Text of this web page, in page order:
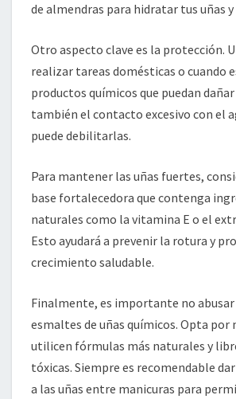
de almendras para hidratar tus uñas
Otro aspecto clave es la protección.
realizar tareas domésticas o cuando
productos químicos que puedan
también el contacto excesivo con el
puede debilitarlas.
Para mantener las uñas fuertes,
base fortalecedora que contenga
naturales como la vitamina E o el
Esto ayudará a prevenir la rotura y
crecimiento saludable.
Finalmente, es importante no abusar
esmaltes de uñas químicos. Opta por
utilicen fórmulas más naturales y
tóxicas. Siempre es recomendable
a las uñas entre manicuras para